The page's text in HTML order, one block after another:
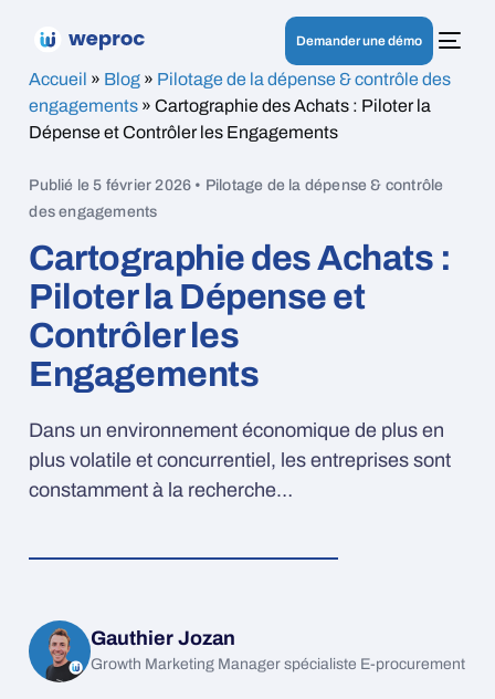
Demander une démo
Accueil » Blog » Pilotage de la dépense & contrôle des
engagements »Cartographie des Achats : Piloter la
Dépense et Contrôler les Engagements
Publié le 5 février 2026 • Pilotage de la dépense & contrôle
des engagements
Cartographie des Achats :
Piloter la Dépense et
Contrôler les
Engagements
Dans un environnement économique de plus en
plus volatile et concurrentiel, les entreprises sont
constamment à la recherche…
Gauthier Jozan
Growth Marketing Manager spécialiste E-procurement